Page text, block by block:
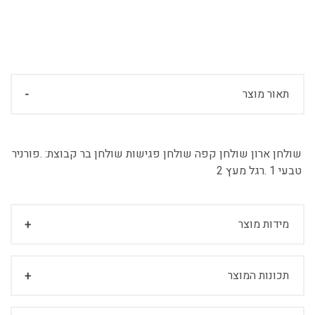
תאור מוצר
שולחן ארון שולחן קפה שולחן פגישות שולחן בר קבוצת: .פורניר
טבעי 1 .רגל מעץ 2
מידות מוצר
תכונות המוצר